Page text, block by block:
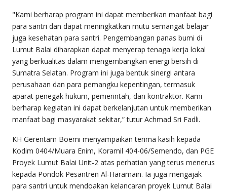
"Kami berharap program ini dapat memberikan manfaat bagi
para santri dan dapat meningkatkan mutu semangat belajar
juga kesehatan para santri. Pengembangan panas bumi di
Lumut Balai diharapkan dapat menyerap tenaga kerja lokal
yang berkualitas dalam mengembangkan energi bersih di
Sumatra Selatan. Program ini juga bentuk sinergi antara
perusahaan dan para pemangku kepentingan, termasuk
aparat penegak hukum, pemerintah, dan kontraktor. Kami
berharap kegiatan ini dapat berkelanjutan untuk memberikan
manfaat bagi masyarakat sekitar,” tutur Achmad Sri Fadli.
KH Gerentam Boemi menyampaikan terima kasih kepada
Kodim 0404/Muara Enim, Koramil 404-06/Semendo, dan PGE
Proyek Lumut Balai Unit-2 atas perhatian yang terus menerus
kepada Pondok Pesantren Al-Haramain. Ia juga mengajak
para santri untuk mendoakan kelancaran proyek Lumut Balai